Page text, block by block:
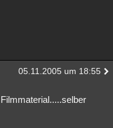
05.11.2005 um 18:55